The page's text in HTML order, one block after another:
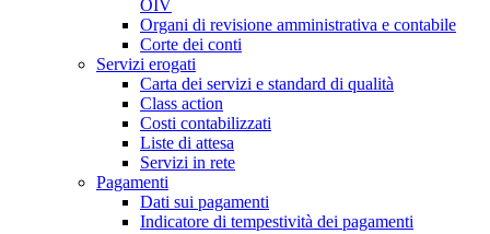
OIV
Organi di revisione amministrativa e contabile
Corte dei conti
Servizi erogati
Carta dei servizi e standard di qualità
Class action
Costi contabilizzati
Liste di attesa
Servizi in rete
Pagamenti
Dati sui pagamenti
Indicatore di tempestività dei pagamenti